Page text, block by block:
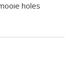
holes